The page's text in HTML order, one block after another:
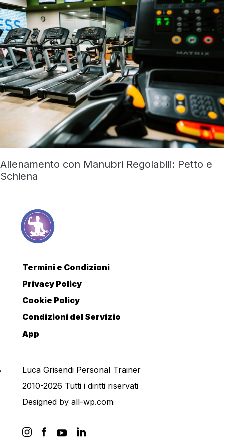
Allenamento con Manubri Regolabili: Petto e
Schiena
Termini e Condizioni
Privacy Policy
Cookie Policy
Condizioni del Servizio
App
Luca Grisendi Personal Trainer
2010-2026 Tutti i diritti riservati
Designed by all-wp.com